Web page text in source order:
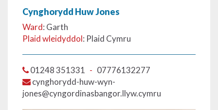
Cynghorydd Huw Jones
Ward: Garth
Plaid wleidyddol: Plaid Cymru
01248 351331 - 07776132277
cynghorydd-huw-wyn-
jones@cyngordinasbangor.llyw.cymru